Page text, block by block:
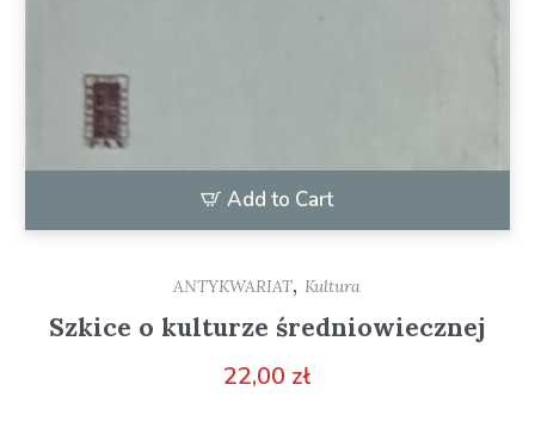
Add to Cart
ANTYKWARIAT,Kultura
Szkice o kulturze średniowiecznej
22,00 zł